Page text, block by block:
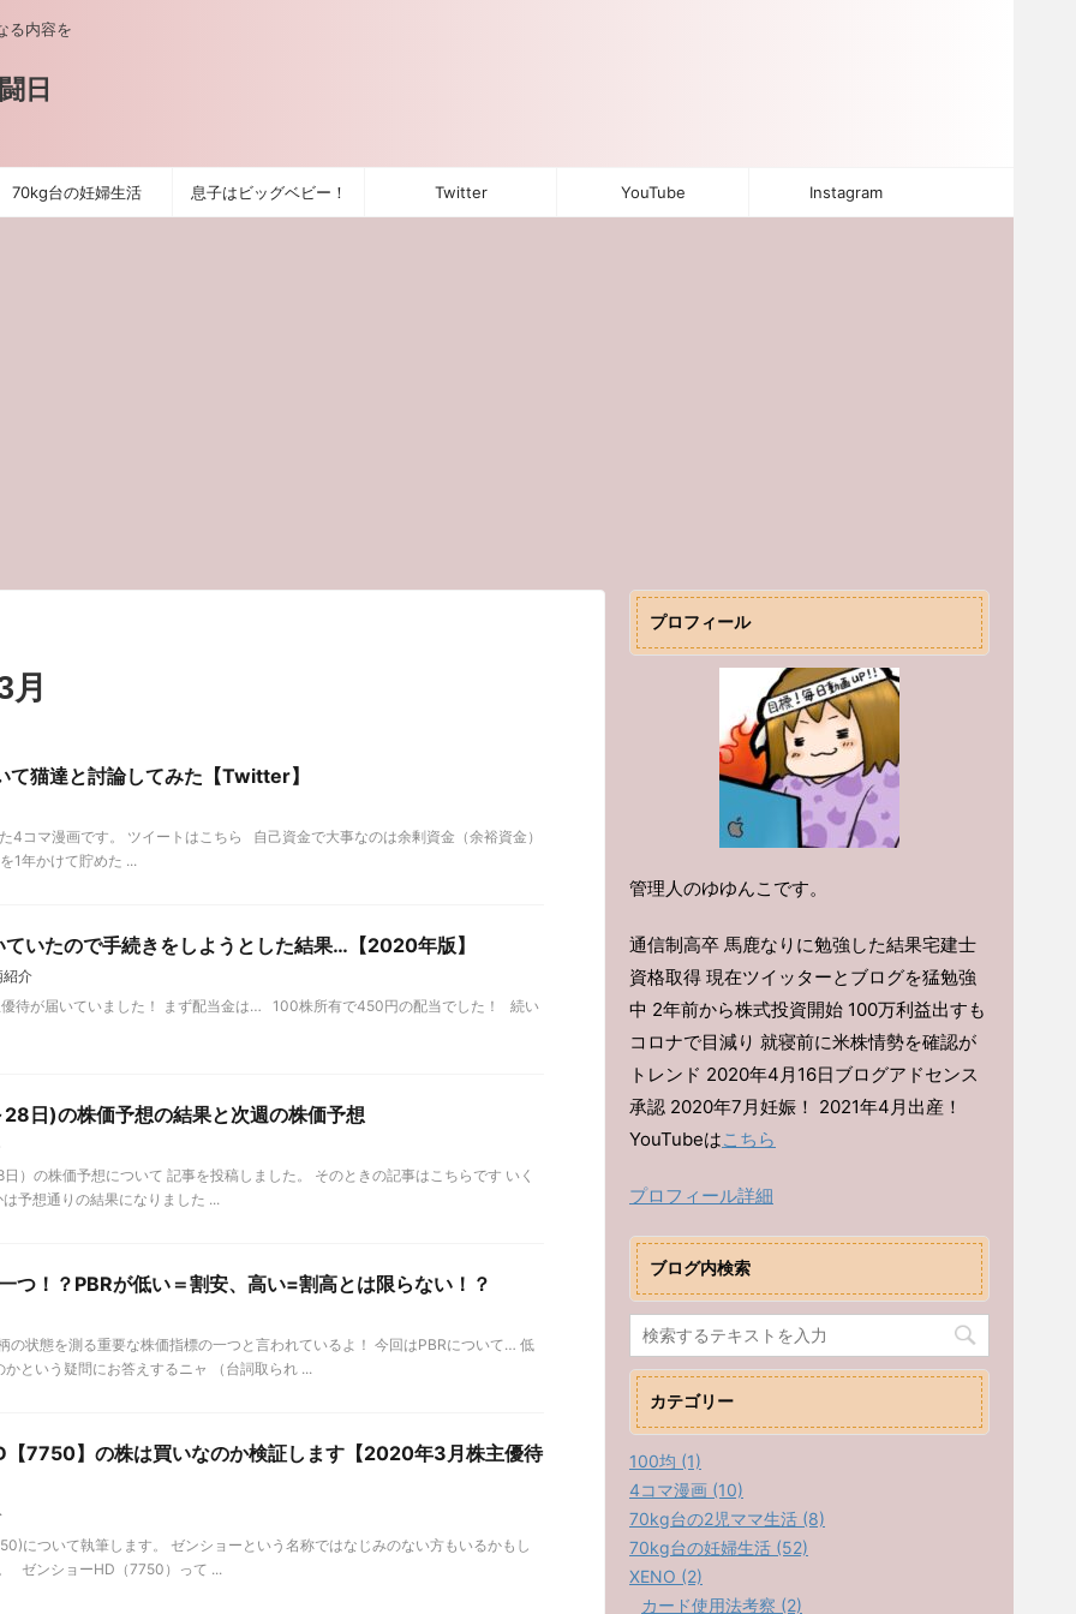
る内容を
日
70kg台の妊婦生活 息子はビッグベビー！ Twitter YouTube Instagram
猫達と討論してみた【Twitter】
コマ漫画です。 ツイートはこちら 自己資金で大事なのは余剰資金（余裕資金）
1年かけて貯めた ...
いたので手続きをしようとした結果…【2020年版】
紹介
待が届いていました！ まず配当金は… 100株所有で450円の配当でした！ 続い
日)の株価予想の結果と次週の株価予想
）の株価予想について 記事を投稿しました。 そのときの記事はこちらです いく
予想通りの結果になりました ...
つ！？PBRが低い＝割安、高い=割高とは限らない！？
の状態を測る重要な株価指標の一つと言われているよ！ 今回はPBRについて… 低
という疑問にお答えするニャ （台詞取られ ...
【7750】の株は買いなのか検証します【2020年3月株主優待
について執筆します。 ゼンショーという名称ではなじみのない方もいるかもし
ゼンショーHD（7750）って ...
プロフィール
管理人のゆゆんこです。
通信制高卒 馬鹿なりに勉強した結果宅建士
資格取得 現在ツイッターとブログを猛勉強
中 2年前から株式投資開始 100万利益出すも
コロナで目減り 就寝前に米株情勢を確認が
トレンド 2020年4月16日ブログアドセンス
承認 2020年7月妊娠！ 2021年4月出産！
YouTubeはこちら
プロフィール詳細
ブログ内検索
カテゴリー
100均 (1)
4コマ漫画 (10)
70kg台の2児ママ生活 (8)
70kg台の妊婦生活 (52)
XENO (2)
カード使用法考察 (2)